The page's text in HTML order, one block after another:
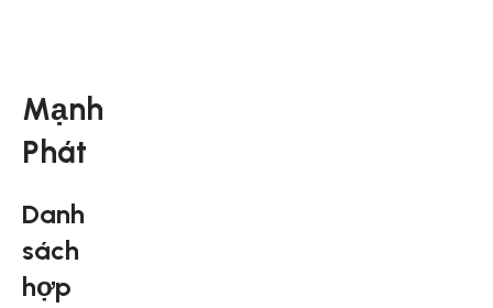
Mạnh
Phát
Danh
sách
hợp